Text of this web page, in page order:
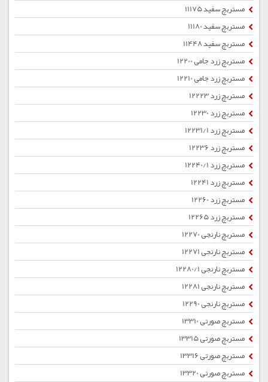
مستربچ سفید 11175
مستربچ سفید 11180
مستربچ سفید 11448
مستربچ زرد جامی 12200
مستربچ زرد جامی 12210
مستربچ زرد 12223
مستربچ زرد 12230
مستربچ زرد 12231/1
مستربچ زرد 12236
مستربچ زرد 12240/1
مستربچ زرد 12241
مستربچ زرد 12260
مستربچ زرد 12265
مستربچ نارنجی 12270
مستربچ نارنجی 12271
مستربچ نارنجی 12280/1
مستربچ نارنجی 12281
مستربچ نارنجی 12290
مستربچ صورتی 13310
مستربچ صورتی 13315
مستربچ صورتی 13316
مستربچ صورتی 13320